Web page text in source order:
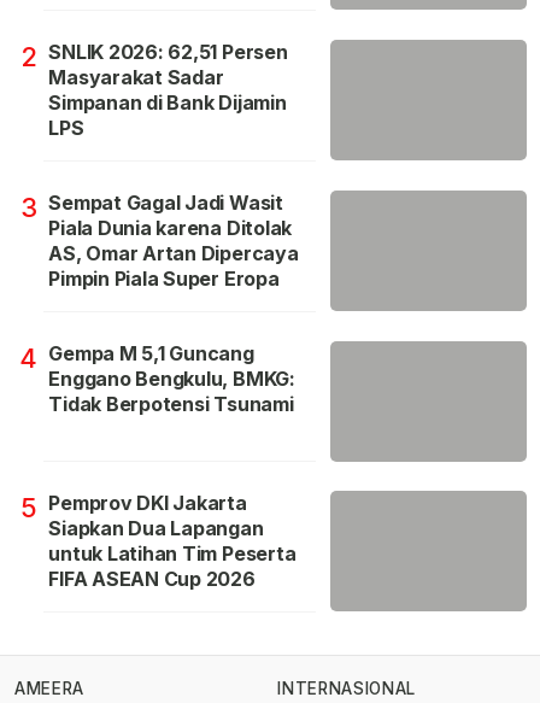
2 SNLIK 2026: 62,51 Persen
Masyarakat Sadar
Simpanan di Bank Dijamin
LPS
3 Sempat Gagal Jadi Wasit
Piala Dunia karena Ditolak
AS, Omar Artan Dipercaya
Pimpin Piala Super Eropa
4 Gempa M 5,1 Guncang
Enggano Bengkulu, BMKG:
Tidak Berpotensi Tsunami
5 Pemprov DKI Jakarta
Siapkan Dua Lapangan
untuk Latihan Tim Peserta
FIFA ASEAN Cup 2026
AMEERA INTERNASIONAL